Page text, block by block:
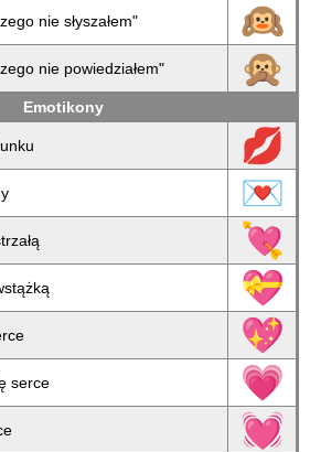
nie słyszałem" 🙉
nie powiedziałem" 🙊
Emotikony
💋
💌
💘
💝
💖
serce 💗
💓